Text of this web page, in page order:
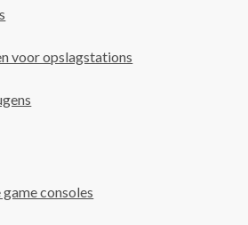
voor opslagstations
consoles